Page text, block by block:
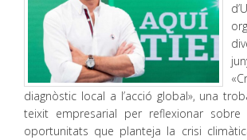
diagnòstic local a l’acció global», una
teixit empresarial per reflexionar
oportunitats que planteja la crisi